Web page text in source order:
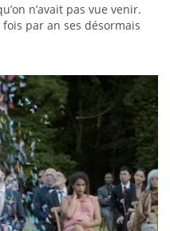
n’avait pas vue venir.
par an ses désormais